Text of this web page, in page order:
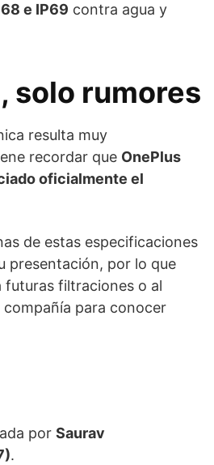
e IP69 contra agua y
solo rumores
resulta muy
recordar que OnePlus
oficialmente el
de estas especificaciones
presentación, por lo que
futuras filtraciones o al
para conocer
por Saurav
.